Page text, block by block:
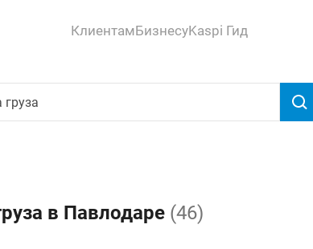
КлиентамБизнесуKaspi Гид
в Павлодаре (46)